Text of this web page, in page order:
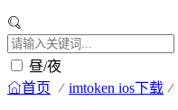
昼/夜
首页 imtoken ios下载